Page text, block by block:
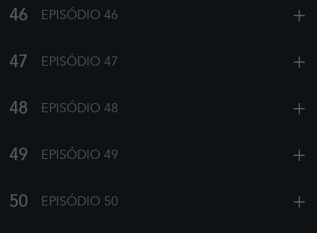
46 EPISÓDIO 46 +
47 EPISÓDIO 47 +
48 EPISÓDIO 48 +
49 EPISÓDIO 49 +
50 EPISÓDIO 50 +